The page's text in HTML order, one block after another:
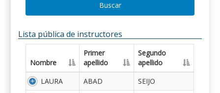
Buscar
Lista pública de instructores
Nombre
Primer
apellido
Segundo
apellido
LAURA
ABAD
SEIJO